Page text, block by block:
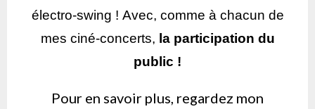
électro-swing ! Avec, comme à chacun de
mes ciné-concerts, la participation du
public !
Pour en savoir plus, regardez mon